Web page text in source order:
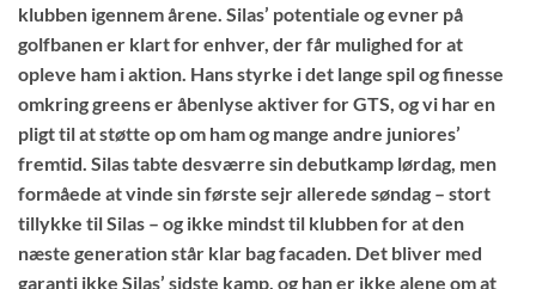
klubben igennem årene. Silas’ potentiale og evner på
golfbanen er klart for enhver, der får mulighed for at
opleve ham i aktion. Hans styrke i det lange spil og finesse
omkring greens er åbenlyse aktiver for GTS, og vi har en
pligt til at støtte op om ham og mange andre juniores’
fremtid. Silas tabte desværre sin debutkamp lørdag, men
formåede at vinde sin første sejr allerede søndag – stort
tillykke til Silas – og ikke mindst til klubben for at den
næste generation står klar bag facaden. Det bliver med
garanti ikke Silas’ sidste kamp, og han er ikke alene om at